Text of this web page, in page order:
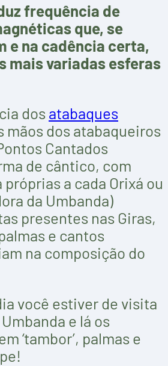
frequência de
que, se
e na cadência certa,
mais variadas esferas
dosatabaques
mãos dos atabaqueiros
Cantados
de cântico, com
a cada Orixá ou
da Umbanda)
presentes nas Giras,
e cantos
na composição do
você estiver de visita
e lá os
‘tambor’, palmas e